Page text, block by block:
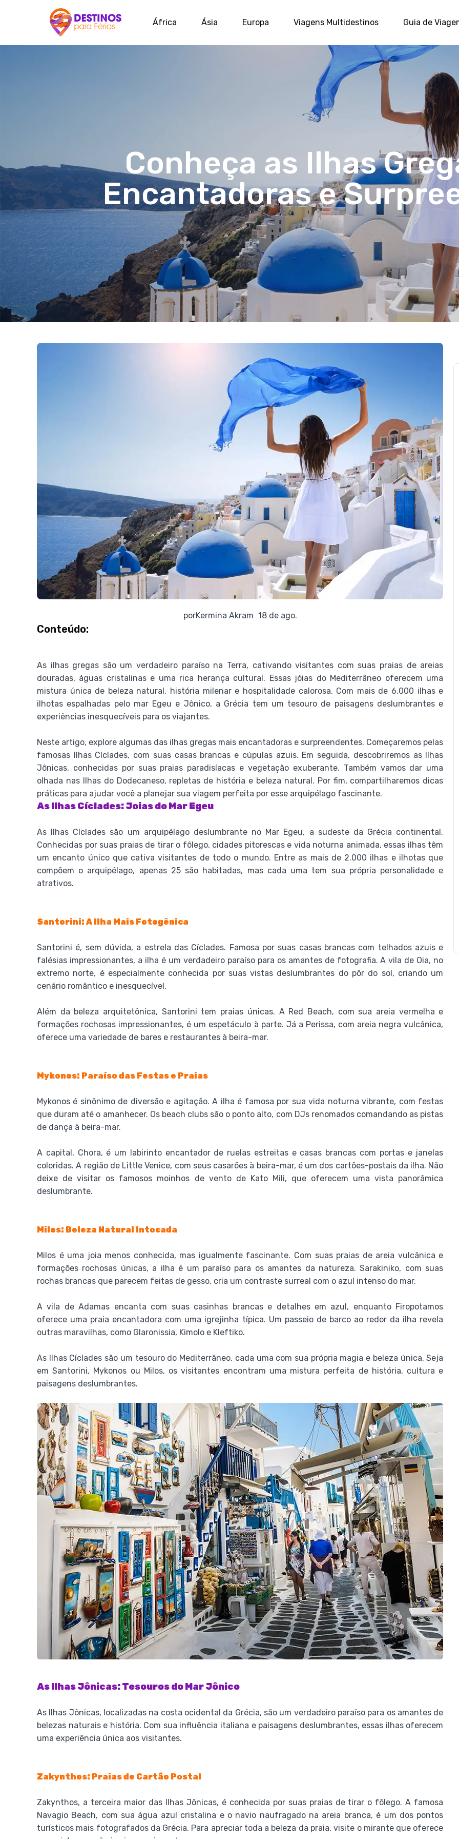
África Ásia Europa Viagens Multidestinos Guia de
Conheça as Ilhas
Encantadoras e
porKermina Akram 18 de ago.
Conteúdo:
As ilhas gregas são um verdadeiro paraíso na Terra, cativando visitantes com suas praias de areias
douradas, águas cristalinas e uma rica herança cultural. Essas jóias do Mediterrâneo oferecem uma
mistura única de beleza natural, história milenar e hospitalidade calorosa. Com mais de 6.000 ilhas e
ilhotas espalhadas pelo mar Egeu e Jônico, a Grécia tem um tesouro de paisagens deslumbrantes e
experiências inesquecíveis para os viajantes.
Neste artigo, explore algumas das ilhas gregas mais encantadoras e surpreendentes. Começaremos pelas
famosas Ilhas Cíclades, com suas casas brancas e cúpulas azuis. Em seguida, descobriremos as Ilhas
Jônicas, conhecidas por suas praias paradisíacas e vegetação exuberante. Também vamos dar uma
olhada nas Ilhas do Dodecaneso, repletas de história e beleza natural. Por fim, compartilharemos dicas
práticas para ajudar você a planejar sua viagem perfeita por esse arquipélago fascinante.
As Ilhas Cíclades: Joias do Mar Egeu
As Ilhas Cíclades são um arquipélago deslumbrante no Mar Egeu, a sudeste da Grécia continental.
Conhecidas por suas praias de tirar o fôlego, cidades pitorescas e vida noturna animada, essas ilhas têm
um encanto único que cativa visitantes de todo o mundo. Entre as mais de 2.000 ilhas e ilhotas que
compõem o arquipélago, apenas 25 são habitadas, mas cada uma tem sua própria personalidade e
atrativos.
Santorini: A Ilha Mais Fotogênica
Santorini é, sem dúvida, a estrela das Cíclades. Famosa por suas casas brancas com telhados azuis e
falésias impressionantes, a ilha é um verdadeiro paraíso para os amantes de fotografia. A vila de Oia, no
extremo norte, é especialmente conhecida por suas vistas deslumbrantes do pôr do sol, criando um
cenário romântico e inesquecível.
Além da beleza arquitetônica, Santorini tem praias únicas. A Red Beach, com sua areia vermelha e
formações rochosas impressionantes, é um espetáculo à parte. Já a Perissa, com areia negra vulcânica,
oferece uma variedade de bares e restaurantes à beira-mar.
Mykonos: Paraíso das Festas e Praias
Mykonos é sinônimo de diversão e agitação. A ilha é famosa por sua vida noturna vibrante, com festas
que duram até o amanhecer. Os beach clubs são o ponto alto, com DJs renomados comandando as pistas
de dança à beira-mar.
A capital, Chora, é um labirinto encantador de ruelas estreitas e casas brancas com portas e janelas
coloridas. A região de Little Venice, com seus casarões à beira-mar, é um dos cartões-postais da ilha. Não
deixe de visitar os famosos moinhos de vento de Kato Mili, que oferecem uma vista panorâmica
deslumbrante.
Milos: Beleza Natural Intocada
Milos é uma joia menos conhecida, mas igualmente fascinante. Com suas praias de areia vulcânica e
formações rochosas únicas, a ilha é um paraíso para os amantes da natureza. Sarakiniko, com suas
rochas brancas que parecem feitas de gesso, cria um contraste surreal com o azul intenso do mar.
A vila de Adamas encanta com suas casinhas brancas e detalhes em azul, enquanto Firopotamos
oferece uma praia encantadora com uma igrejinha típica. Um passeio de barco ao redor da ilha revela
outras maravilhas, como Glaronissia, Kimolo e Kleftiko.
As Ilhas Cíclades são um tesouro do Mediterrâneo, cada uma com sua própria magia e beleza única. Seja
em Santorini, Mykonos ou Milos, os visitantes encontram uma mistura perfeita de história, cultura e
paisagens deslumbrantes.
As Ilhas Jônicas: Tesouros do Mar Jônico
As Ilhas Jônicas, localizadas na costa ocidental da Grécia, são um verdadeiro paraíso para os amantes de
belezas naturais e história. Com sua influência italiana e paisagens deslumbrantes, essas ilhas oferecem
uma experiência única aos visitantes.
Zakynthos: Praias de Cartão Postal
Zakynthos, a terceira maior das Ilhas Jônicas, é conhecida por suas praias de tirar o fôlego. A famosa
Navagio Beach, com sua água azul cristalina e o navio naufragado na areia branca, é um dos pontos
turísticos mais fotografados da Grécia. Para apreciar toda a beleza da praia, visite o mirante que oferece